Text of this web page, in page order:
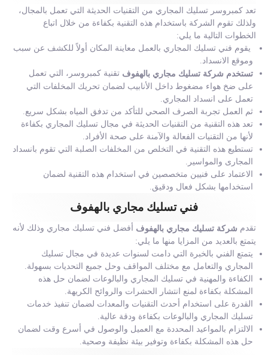
تعد كمبروسر تسليك المجاري من التقنيات الحديثة التي تعمل بالمجال،
ولذلك تقوم الشركة باستخدام هذه التقنية بكفاءة من خلال اتباع
الخطوات التالية ما يلي:
يقوم فني تسليك المجاري بالعمل معاينة المكان أولاً للكشف عن سبب
وموقع الانسداد.
تستخدم شركة تسليك مجاري بالهفوف تقنية كمبروسر، التي تعمل
على ضخ هواء مضغوط داخل الأنابيب لضمان تحريك المخلفات التي
تعمل على انسداد المجاري.
ثم العمل تجربة الصرف الصحي للتأكد من تدفق المياه بشكل سريع.
تعد هذه التقنية من التقنيات الحديثة في مجال تسليك المجاري بكفاءة
لأنها من التقنيات الفعالة والآمنة على صحة الأفراد.
تستطيع هذه التقنية في التخلص من المخلفات الصلبة التي تقوم بانسداد
المجارى والمواسير.
الاعتماد على فنيين متخصصين في استخدام هذه التقنية لضمان
استخدامها بشكل فعال ودقيق.
فني تسليك مجاري بالهفوف
تقدم شركة تسليك مجاري بالهفوف أفضل فني تسليك مجاري وذلك لأنه
يتمتع بالعديد من المزايا منها ما يلي:
يتمتع الفني بالخبرة التي دامت لسنوات عديدة في مجال تسليك
المجاري والتعامل مع مختلف المواقف وحل جميع التحديات بسهولة.
الكفاءة والمهنية في تسليك المجاري والبالوعات لضمان حل هذه
المشكلة بكفاءة لمنع انتشار الحشرات والروائح الكريهة.
القدرة على استخدام أحدث التقنيات والمعدات لضمان تنفيذ خدمات
تسليك المجاري والبالوعات بكفاءة ودقة عالية.
الالتزام بالمواعيد المحددة مع العميل والوصول في أسرع وقت لضمان
حل هذه المشكلة بكفاءة وتوفير بيئة نظيفة وصحية.